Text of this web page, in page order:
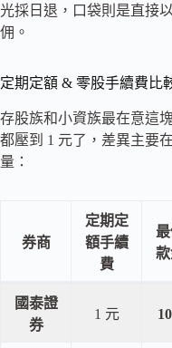
光採日退，口袋則是直接
佣。
定期定額 & 零股手續費比
存股族和小資族最在意這
都壓到 1 元了，差異主要
量：
券商
定期定
額手續
費
國泰證
券
1 元